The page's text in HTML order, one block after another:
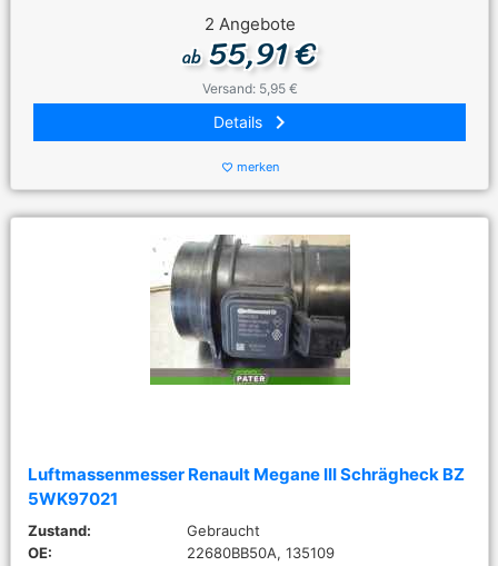
2 Angebote
ab55,91 €
Versand: 5,95 €
Details keyboard_arrow_right
favorite_border merken
Luftmassenmesser Renault Megane III Schrägheck BZ
5WK97021
Zustand:
Gebraucht
OE:
22680BB50A, 135109